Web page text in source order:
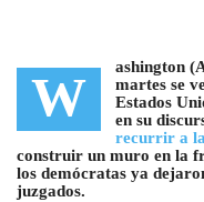
W ashington
martes se
Estados
en su
recurrir a
construir un muro en la
los demócratas ya
juzgados.